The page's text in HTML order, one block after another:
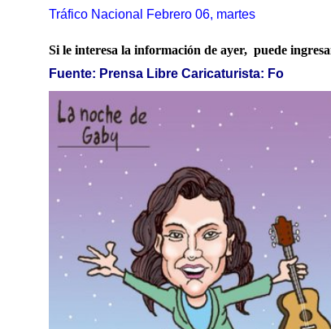
Tráfico Nacional Febrero 06, martes
Si le interesa la información de ayer, puede
Fuente: Prensa Libre Caricaturista: Fo